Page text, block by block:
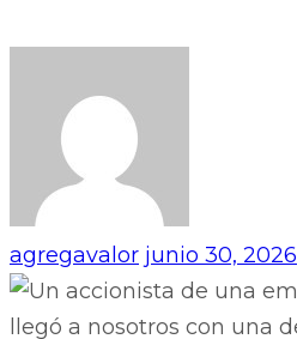
agregavalor junio 30, 2026